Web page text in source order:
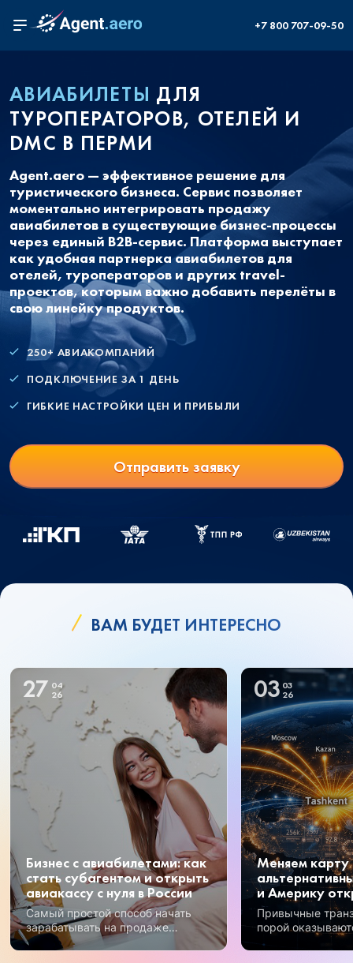
+7 800 707-09-50
АВИАБИЛЕТЫ ДЛЯ
ТУРОПЕРАТОРОВ, ОТЕЛЕЙ И
DMC В ПЕРМИ
Agent.aero — эффективное решение для
туристического бизнеса. Сервис позволяет
моментально интегрировать продажу
авиабилетов в существующие бизнес-процессы
через единый B2B-сервис. Платформа выступает
как удобная партнерка авиабилетов для
отелей, туроператоров и других travel-
проектов, которым важно добавить перелёты в
свою линейку продуктов.
250+ АВИАКОМПАНИЙ
ПОДКЛЮЧЕНИЕ ЗА 1 ДЕНЬ
ГИБКИЕ НАСТРОЙКИ ЦЕН И ПРИБЫЛИ
Отправить заявку
ВАМ БУДЕТ ИНТЕРЕСНО
27 04
26
Бизнес с авиабилетами: как
стать субагентом и открыть
авиакассу с нуля в России
Самый простой способ начать
зарабатывать на продаже
авиабилетов – получение
субагентского статуса.
03 03
26
Меняем карту
и Америку
Привычные
порой
Но открываются
возможности, и